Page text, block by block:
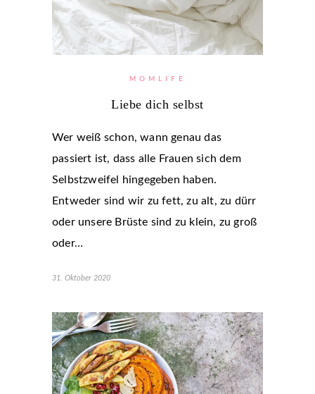
MOMLIFE
Liebe dich selbst
Wer weiß schon, wann genau das
passiert ist, dass alle Frauen sich dem
Selbstzweifel hingegeben haben.
Entweder sind wir zu fett, zu alt, zu dürr
oder unsere Brüste sind zu klein, zu groß
oder…
31. Oktober 2020